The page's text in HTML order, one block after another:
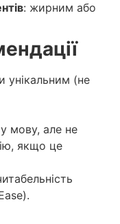
: жирним або
унікальним (не
мову, але не
якщо це